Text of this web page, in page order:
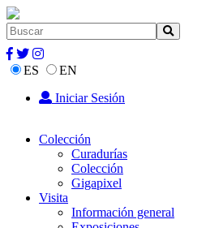
ES
EN
Iniciar Sesión
Colección
Curadurías
Colección
Gigapixel
Visita
Información general